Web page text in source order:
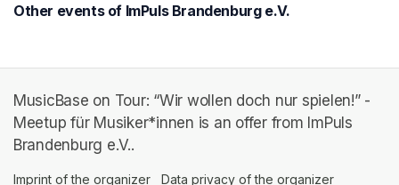
Other events of ImPuls Brandenburg e.V.
MusicBase on Tour: “Wir wollen doch nur spielen!” -
Meetup für Musiker*innen is an offer from ImPuls
Brandenburg e.V..
Imprint of the organizer (opens in a new tab)
Data privacy of the organizer